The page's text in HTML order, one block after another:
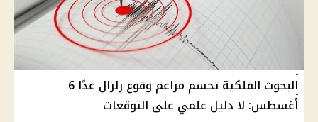
البحوث الفلكية تحسم مزاعم وقوع زلزال غدًا 6
أغسطس: لا دليل علمي على التوقعات